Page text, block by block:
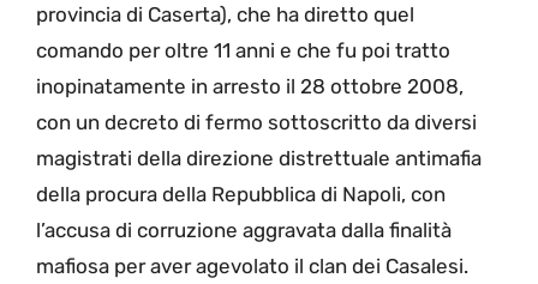
provincia di Caserta), che ha diretto quel
comando per oltre 11 anni e che fu poi tratto
inopinatamente in arresto il 28 ottobre 2008,
con un decreto di fermo sottoscritto da diversi
magistrati della direzione distrettuale antimafia
della procura della Repubblica di Napoli, con
l’accusa di corruzione aggravata dalla finalità
mafiosa per aver agevolato il clan dei Casalesi.